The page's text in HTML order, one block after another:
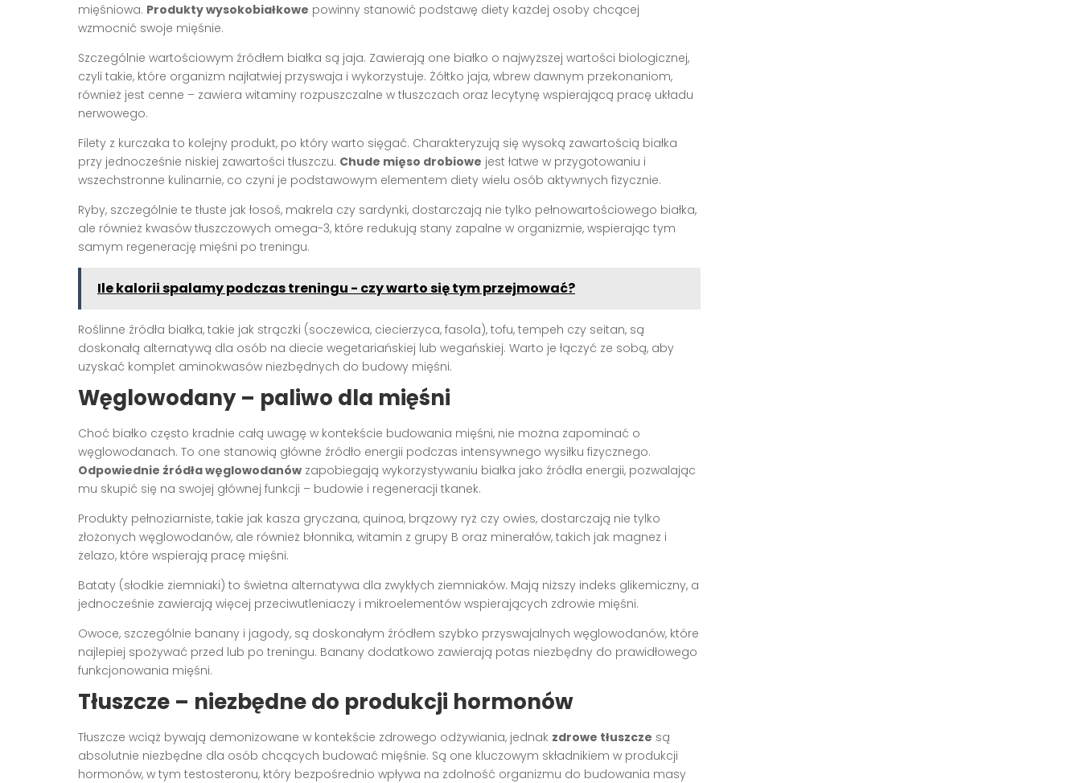
mięśniowa. Produkty wysokobiałkowe powinny stanowić podstawę diety każdej osoby chcącej
wzmocnić swoje mięśnie.
Szczególnie wartościowym źródłem białka są jaja. Zawierają one białko o najwyższej wartości biologicznej,
czyli takie, które organizm najłatwiej przyswaja i wykorzystuje. Żółtko jaja, wbrew dawnym przekonaniom,
również jest cenne – zawiera witaminy rozpuszczalne w tłuszczach oraz lecytynę wspierającą pracę układu
nerwowego.
Filety z kurczaka to kolejny produkt, po który warto sięgać. Charakteryzują się wysoką zawartością białka
przy jednocześnie niskiej zawartości tłuszczu. Chude mięso drobiowe jest łatwe w przygotowaniu i
wszechstronne kulinarnie, co czyni je podstawowym elementem diety wielu osób aktywnych fizycznie.
Ryby, szczególnie te tłuste jak łosoś, makrela czy sardynki, dostarczają nie tylko pełnowartościowego białka,
ale również kwasów tłuszczowych omega-3, które redukują stany zapalne w organizmie, wspierając tym
samym regenerację mięśni po treningu.
Ile kalorii spalamy podczas treningu - czy warto się tym przejmować?
Roślinne źródła białka, takie jak strączki (soczewica, ciecierzyca, fasola), tofu, tempeh czy seitan, są
doskonałą alternatywą dla osób na diecie wegetariańskiej lub wegańskiej. Warto je łączyć ze sobą, aby
uzyskać komplet aminokwasów niezbędnych do budowy mięśni.
Węglowodany – paliwo dla mięśni
Choć białko często kradnie całą uwagę w kontekście budowania mięśni, nie można zapominać o
węglowodanach. To one stanowią główne źródło energii podczas intensywnego wysiłku fizycznego.
Odpowiednie źródła węglowodanów zapobiegają wykorzystywaniu białka jako źródła energii, pozwalając
mu skupić się na swojej głównej funkcji – budowie i regeneracji tkanek.
Produkty pełnoziarniste, takie jak kasza gryczana, quinoa, brązowy ryż czy owies, dostarczają nie tylko
złożonych węglowodanów, ale również błonnika, witamin z grupy B oraz minerałów, takich jak magnez i
żelazo, które wspierają pracę mięśni.
Bataty (słodkie ziemniaki) to świetna alternatywa dla zwykłych ziemniaków. Mają niższy indeks glikemiczny, a
jednocześnie zawierają więcej przeciwutleniaczy i mikroelementów wspierających zdrowie mięśni.
Owoce, szczególnie banany i jagody, są doskonałym źródłem szybko przyswajalnych węglowodanów, które
najlepiej spożywać przed lub po treningu. Banany dodatkowo zawierają potas niezbędny do prawidłowego
funkcjonowania mięśni.
Tłuszcze – niezbędne do produkcji hormonów
Tłuszcze wciąż bywają demonizowane w kontekście zdrowego odżywiania, jednak zdrowe tłuszcze są
absolutnie niezbędne dla osób chcących budować mięśnie. Są one kluczowym składnikiem w produkcji
hormonów, w tym testosteronu, który bezpośrednio wpływa na zdolność organizmu do budowania masy